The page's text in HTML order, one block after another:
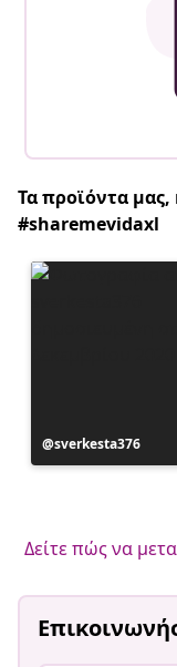
Τα προϊόντα
#sharemevidaxl
Η
ανάρτηση
sverkesta376
Δείτε πώς να